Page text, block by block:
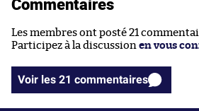
Les membres ont posté 21
Participez à la discussion en vous
Voir les 21 commentaires